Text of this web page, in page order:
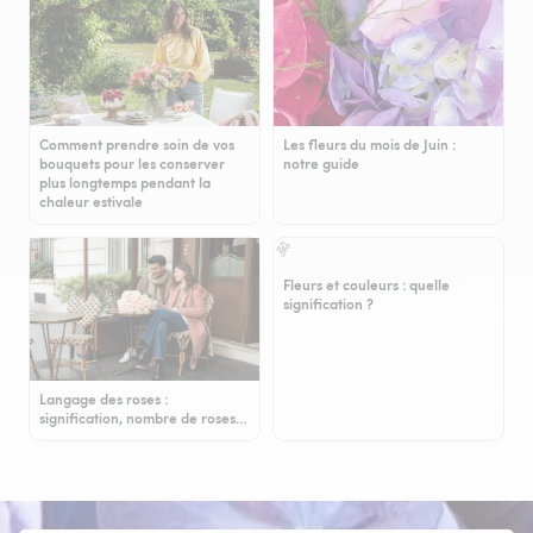
Comment prendre soin de vos
bouquets pour les conserver
plus longtemps pendant la
chaleur estivale
Les fleurs du mois de Juin :
notre guide
Langage des roses :
signification, nombre de roses…
Fleurs et couleurs : quelle
signification ?